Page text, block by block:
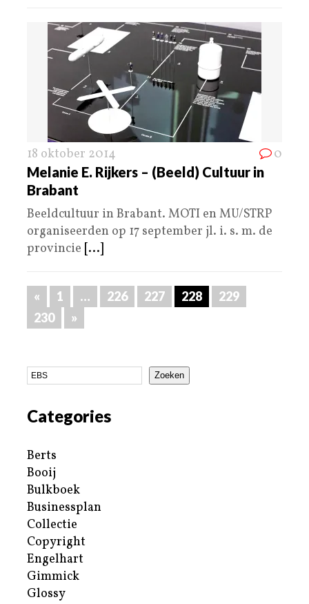
18 oktober 2014 0
Melanie E. Rijkers – (Beeld) Cultuur in
Brabant
Beeldcultuur in Brabant. MOTI en MU/STRP
organiseerden op 17 september jl. i. s. m. de
provincie [...]
« 1 … 226 227 228
229
230
»
Zoeken
Categories
Berts
Booij
Bulkboek
Businessplan
Collectie
Copyright
Engelhart
Gimmick
Glossy